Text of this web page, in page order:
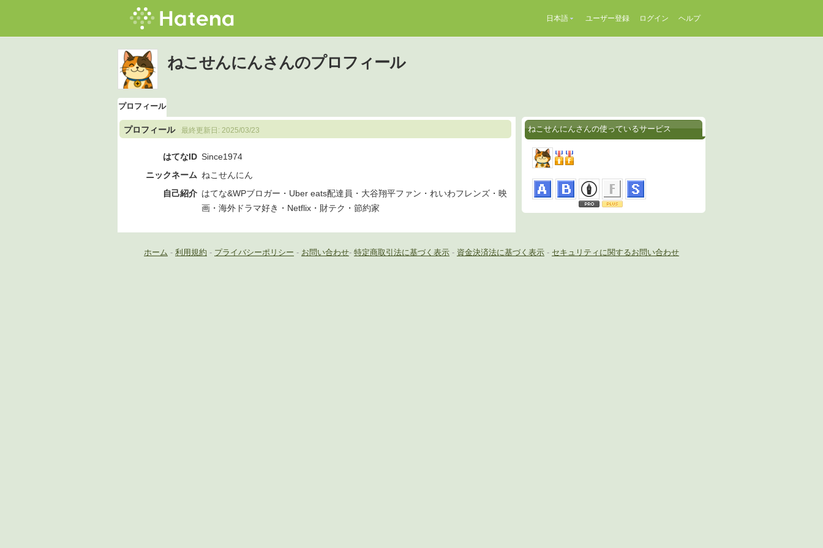
日本語 ユーザー登録 ログイン ヘルプ
ねこせんにんさんのプロフィール
プロフィール
プロフィール 最終更新日: 2025/03/23
はてなID Since1974
ニックネーム ねこせんにん
自己紹介 はてな&WPブロガー・Uber eats配達員・大谷翔平ファン・れいわフレンズ・映
画・海外ドラマ好き・Netflix・財テク・節約家
ねこせんにんさんの使っているサービス
ホーム - 利用規約 - プライバシーポリシー - お問い合わせ- 特定商取引法に基づく表示 - 資金決済法に基づく表示 - セキュリティに関するお問い合わせ